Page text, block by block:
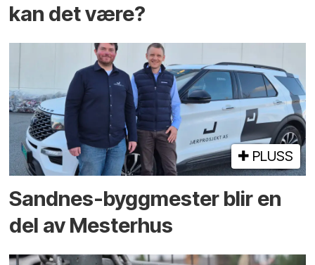
kan det være?
PLUSS
Sandnes-byggmester blir en
del av Mesterhus